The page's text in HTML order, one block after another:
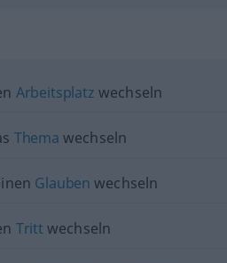
Arbeitsplatz wechseln
Thema wechseln
Glauben wechseln
Tritt wechseln